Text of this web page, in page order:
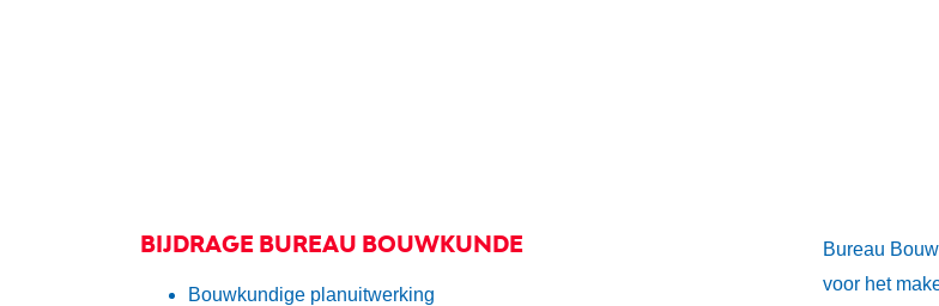
BIJDRAGE BUREAU BOUWKUNDE
Bouwkundige planuitwerking
Bureau
voor het